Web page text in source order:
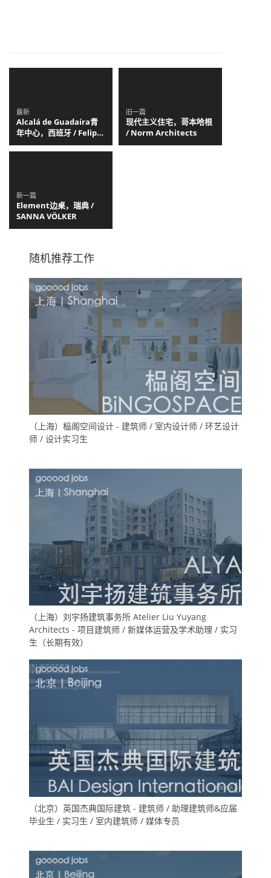
最新
Alcalá de Guadaíra青
年中心，西班牙 / Felipe
Retuerto + Dunar
Arquitectos
旧一篇
现代主义住宅，哥本哈根
/ Norm Architects
新一篇
Element边桌，瑞典 /
SANNA VÖLKER
随机推荐工作
（上海）榀阁空间设计 - 建筑师 / 室内设计师 / 环艺设计
师 / 设计实习生
（上海）刘宇扬建筑事务所 Atelier Liu Yuyang
Architects - 项目建筑师 / 新媒体运营及学术助理 / 实习
生（长期有效）
（北京）英国杰典国际建筑 - 建筑师 / 助理建筑师&应届
毕业生 / 实习生 / 室内建筑师 / 媒体专员